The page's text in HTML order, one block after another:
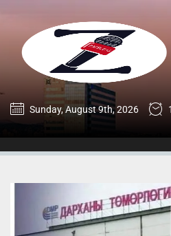
content
zereg.mn
Sunday, August 9th, 2026